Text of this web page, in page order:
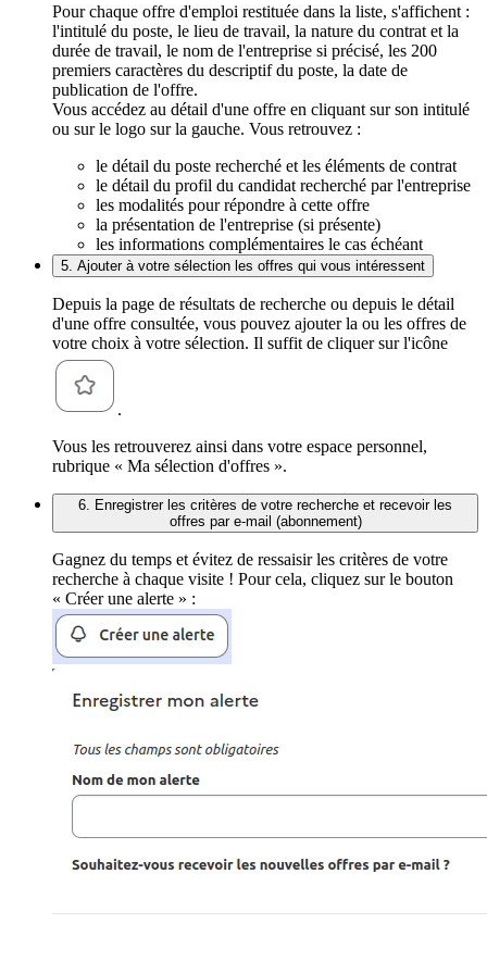
Pour chaque offre d'emploi restituée dans la liste, s'affichent :
l'intitulé du poste, le lieu de travail, la nature du contrat et la
durée de travail, le nom de l'entreprise si précisé, les 200
premiers caractères du descriptif du poste, la date de
publication de l'offre.
Vous accédez au détail d'une offre en cliquant sur son intitulé
ou sur le logo sur la gauche. Vous retrouvez :
le détail du poste recherché et les éléments de contrat
le détail du profil du candidat recherché par l'entreprise
les modalités pour répondre à cette offre
la présentation de l'entreprise (si présente)
les informations complémentaires le cas échéant
5. Ajouter à votre sélection les offres qui vous intéressent
Depuis la page de résultats de recherche ou depuis le détail
d'une offre consultée, vous pouvez ajouter la ou les offres de
votre choix à votre sélection. Il suffit de cliquer sur l'icône
.
Vous les retrouverez ainsi dans votre espace personnel,
rubrique « Ma sélection d'offres ».
6. Enregistrer les critères de votre recherche et recevoir les
offres par e-mail (abonnement)
Gagnez du temps et évitez de ressaisir les critères de votre
recherche à chaque visite ! Pour cela, cliquez sur le bouton
« Créer une alerte » :